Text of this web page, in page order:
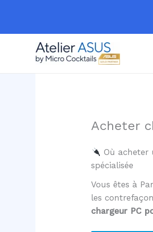
Acheter
Où acheter
spécialisée
Vous êtes à
les
chargeur PC